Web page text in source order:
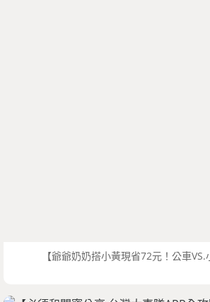
【爺爺奶奶搭小黃現省72元！公車VS.